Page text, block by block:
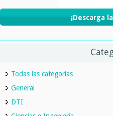
¡Descarga
Todas las categorías
General
DTI